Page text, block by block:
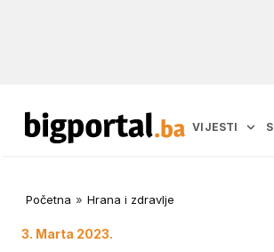
VIJESTI
Početna » Hrana i zdravlje
3. Marta 2023.